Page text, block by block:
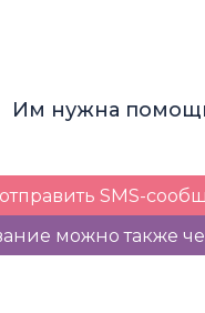
Им нужна
SMS-
можно также